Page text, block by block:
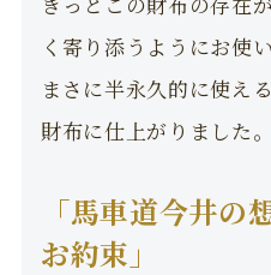
く寄り添うようにお使
まさに半永久的に使え
財布に仕上がりました。
「馬車道今井の
お約束」